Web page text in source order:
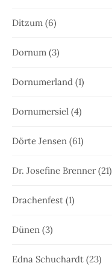
Ditzum (6)
Dornum (3)
Dornumerland (1)
Dornumersiel (4)
Dörte Jensen (61)
Dr. Josefine Brenner(21)
Drachenfest (1)
Dünen (3)
Edna Schuchardt (23)